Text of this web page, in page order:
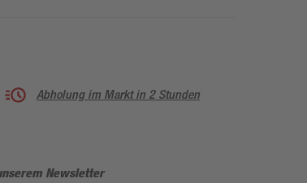
Abholung im Markt in 2 Stunden
Newsletter